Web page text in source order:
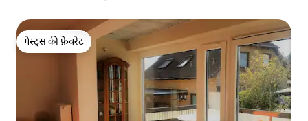
गेस्ट्स की फ़ेवरेट
गेस्ट्स की फ़ेवरेट